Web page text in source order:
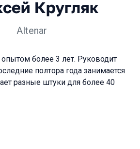
Кругляк
Altenar
более 3 лет. Руководит
полтора года занимается
разные штуки для более 40
в сезоне 2024